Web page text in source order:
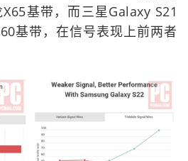
基带，而三星Galaxy S21
基带，在信号表现上前两者